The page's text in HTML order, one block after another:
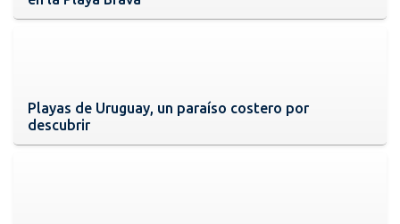
Playas de Uruguay, un paraíso costero por
descubrir